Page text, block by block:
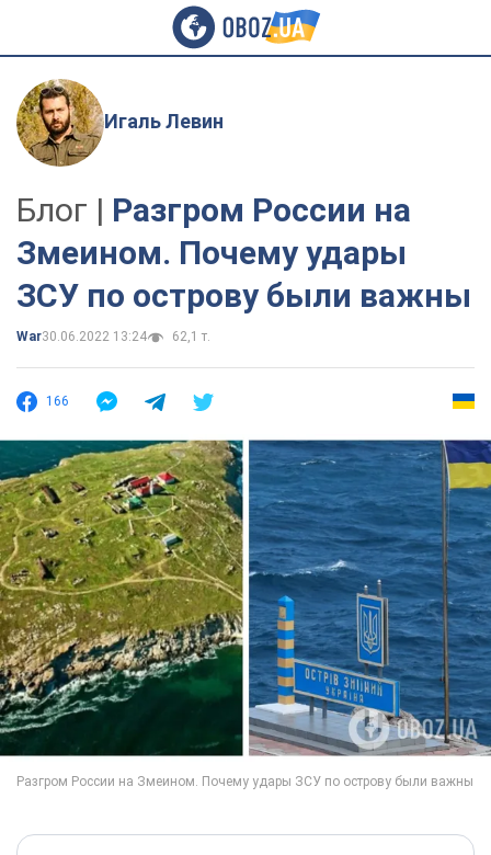
Игаль Левин
Блог | Разгром России на
Змеином. Почему удары
ЗСУ по острову были важны
War30.06.2022 13:24 62,1 т.
166